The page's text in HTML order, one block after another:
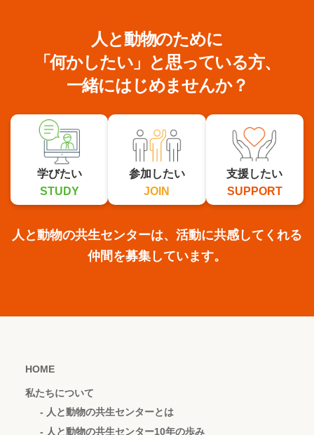
人と動物のために
「何かしたい」と思っている方、
一緒にはじめませんか？
学びたい
STUDY
参加したい
JOIN
支援したい
SUPPORT
人と動物の共生センターは、活動に共感してくれる
仲間を募集しています。
HOME
私たちについて
- 人と動物の共生センターとは
- 人と動物の共生センター10年の歩み